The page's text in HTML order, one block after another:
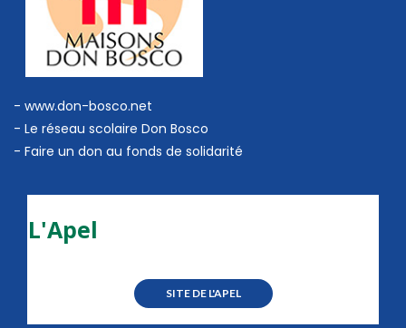
- www.don-bosco.net
- Le réseau scolaire Don Bosco
- Faire un don au fonds de solidarité
L'Apel
SITE DE L'APEL